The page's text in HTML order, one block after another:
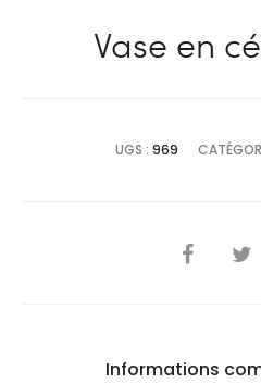
Vase en
UGS : 969
SHARE
Informations